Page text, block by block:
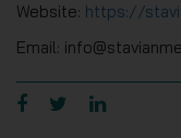
Website: https://
Email: